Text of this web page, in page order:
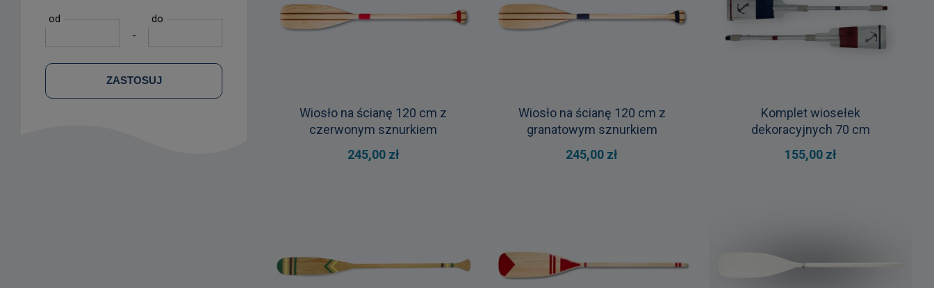
od
-
do
ZASTOSUJ
Wiosło na ścianę 120 cm z
czerwonym sznurkiem
245,00 zł
Wiosło na ścianę 120 cm z
granatowym sznurkiem
245,00 zł
Komplet wiosełek
dekoracyjnych 70 cm
155,00 zł